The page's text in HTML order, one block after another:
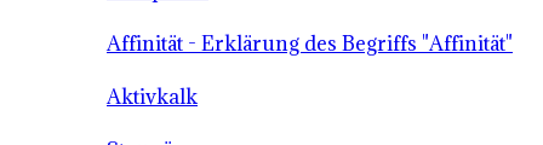
Affinität - Erklärung des Begriffs "Affinität"
Aktivkalk